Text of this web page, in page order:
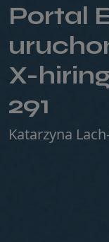
Portal
X-
291
Katarzyna